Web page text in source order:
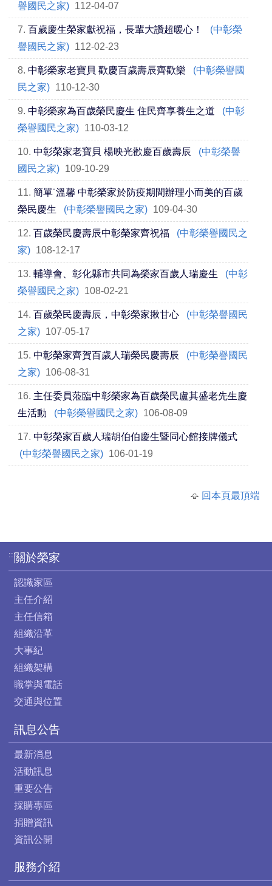
譽國民之家) 112-04-07
7. 百歲慶生榮家獻祝福，長輩大讚超暖心！
(中彰榮
譽國民之家) 112-02-23
8. 中彰榮家老寶貝 歡慶百歲壽辰齊歡樂
(中彰榮譽國
民之家) 110-12-30
9. 中彰榮家為百歲榮民慶生 住民齊享養生之道
(中彰
榮譽國民之家) 110-03-12
10. 中彰榮家老寶貝 楊映光歡慶百歲壽辰
(中彰榮譽
國民之家) 109-10-29
11. 簡單˙溫馨 中彰榮家於防疫期間辦理小而美的百歲
榮民慶生
(中彰榮譽國民之家) 109-04-30
12. 百歲榮民慶壽辰中彰榮家齊祝福
(中彰榮譽國民之
家) 108-12-17
13. 輔導會、彰化縣市共同為榮家百歲人瑞慶生
(中彰
榮譽國民之家) 108-02-21
14. 百歲榮民慶壽辰，中彰榮家揪甘心
(中彰榮譽國民
之家) 107-05-17
15. 中彰榮家齊賀百歲人瑞榮民慶壽辰
(中彰榮譽國民
之家) 106-08-31
16. 主任委員蒞臨中彰榮家為百歲榮民盧其盛老先生慶
生活動
(中彰榮譽國民之家) 106-08-09
17. 中彰榮家百歲人瑞胡伯伯慶生暨同心館接牌儀式
(中彰榮譽國民之家) 106-01-19
回本頁最頂端
:::關於榮家
認識家區
主任介紹
主任信箱
組織沿革
大事紀
組織架構
職掌與電話
交通與位置
訊息公告
最新消息
活動訊息
重要公告
採購專區
捐贈資訊
資訊公開
服務介紹